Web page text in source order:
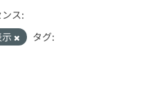
ス:
タグ: